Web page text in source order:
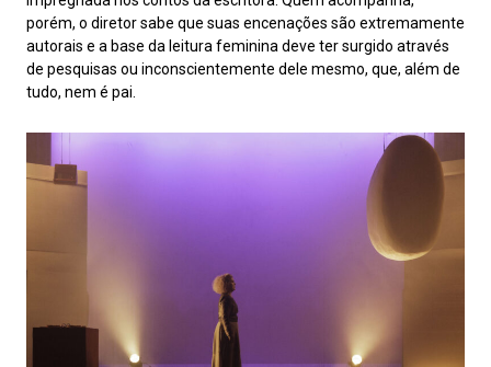
porém, o diretor sabe que suas encenações são extremamente
autorais e a base da leitura feminina deve ter surgido através
de pesquisas ou inconscientemente dele mesmo, que, além de
tudo, nem é pai.